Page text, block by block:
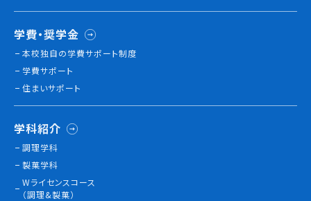
学生カフェ営業インフォメーション
コックコート紹介
訪問者別
高校生の方へ
社会人・大学生・短大生の方へ
留学生の方へ(for Foreign Student)
卒業生の方へ・
各種証明書の申請について
学費・奨学金
本校独⾃の学費サポート制度
学費サポート
住まいサポート
学科紹介
調理学科
製菓学科
Wライセンスコース
（調理&製菓）